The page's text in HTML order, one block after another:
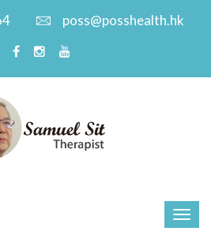
poss@posshealth.hk